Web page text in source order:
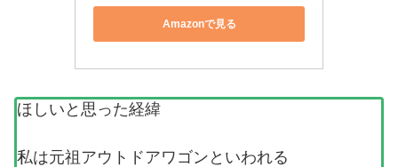
Amazonで見る
ほしいと思った経緯
私は元祖アウトドアワゴンといわれる